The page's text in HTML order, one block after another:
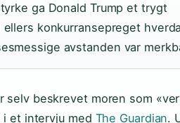
ga Donald Trump et trygt
ellers konkurransepreget
avstanden var
selv beskrevet moren som
et intervju med The Guardian.